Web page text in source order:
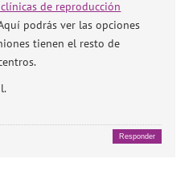
de reproducción
podrás ver las opciones
tienen el resto de
Responder